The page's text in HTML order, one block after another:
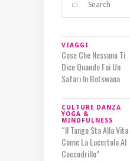
VIAGGI
Cose Che Nessuno Ti
Dice Quando Fai Un
Safari In Botswana
CULTURE DANZA
YOGA &
MINDFULNESS
“Il Tango Sta Alla Vita
Come La Lucertola Al
Coccodrillo”